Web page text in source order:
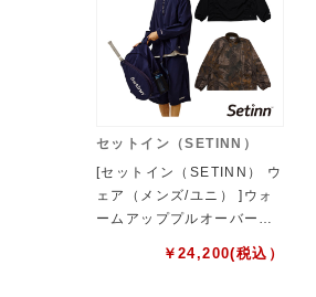
セットイン（SETINN）
[セットイン（SETINN） ウ
ェア（メンズ/ユニ） ]ウォ
ームアッププルオーバージ
ャケット Warm Up Pullov
er Jacket ユニセックス 26
￥ 24,200(税込）